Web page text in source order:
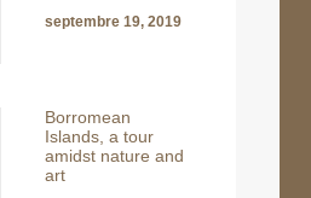
septembre 19, 2019
Borromean
Islands, a tour
amidst nature and
art